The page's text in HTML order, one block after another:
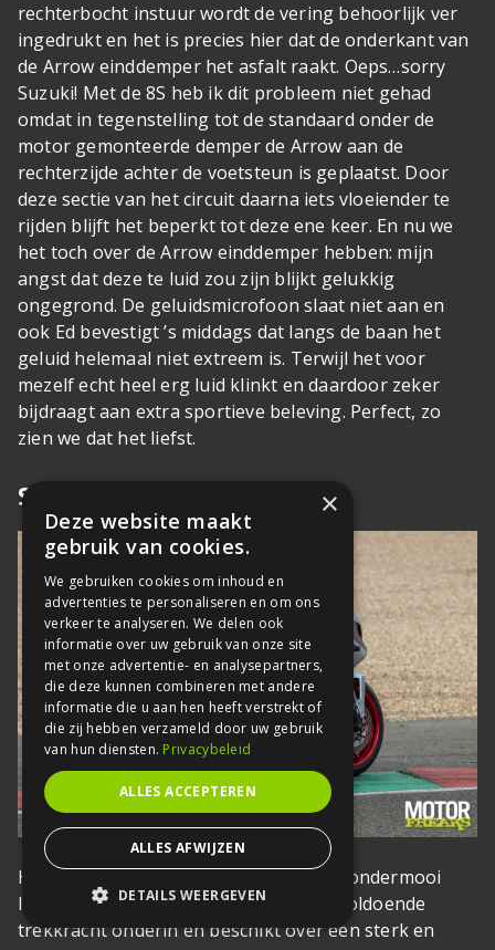
rechterbocht instuur wordt de vering behoorlijk ver
ingedrukt en het is precies hier dat de onderkant van
de Arrow einddemper het asfalt raakt. Oeps…sorry
Suzuki! Met de 8S heb ik dit probleem niet gehad
omdat in tegenstelling tot de standaard onder de
motor gemonteerde demper de Arrow aan de
rechterzijde achter de voetsteun is geplaatst. Door
deze sectie van het circuit daarna iets vloeiender te
rijden blijft het beperkt tot deze ene keer. En nu we
het toch over de Arrow einddemper hebben: mijn
angst dat deze te luid zou zijn blijkt gelukkig
ongegrond. De geluidsmicrofoon slaat niet aan en
ook Ed bevestigt ’s middags dat langs de baan het
geluid helemaal niet extreem is. Terwijl het voor
mezelf echt heel erg luid klinkt en daardoor zeker
bijdraagt aan extra sportieve beleving. Perfect, zo
zien we dat het liefst.
Sterk middengebied
Het fantastische motorblok, dat echt wondermooi
loopt, biedt dankzij het 270° ontwerp voldoende
trekkracht onderin en beschikt over een sterk en
×
Deze website maakt
gebruik van cookies.
We gebruiken cookies om inhoud en
advertenties te personaliseren en om ons
verkeer te analyseren. We delen ook
informatie over uw gebruik van onze site
met onze advertentie- en analysepartners,
die deze kunnen combineren met andere
informatie die u aan hen heeft verstrekt of
die zij hebben verzameld door uw gebruik
van hun diensten. Privacybeleid
ALLES ACCEPTEREN
ALLES AFWIJZEN
DETAILS WEERGEVEN
STRIKT NOODZAKELIJK